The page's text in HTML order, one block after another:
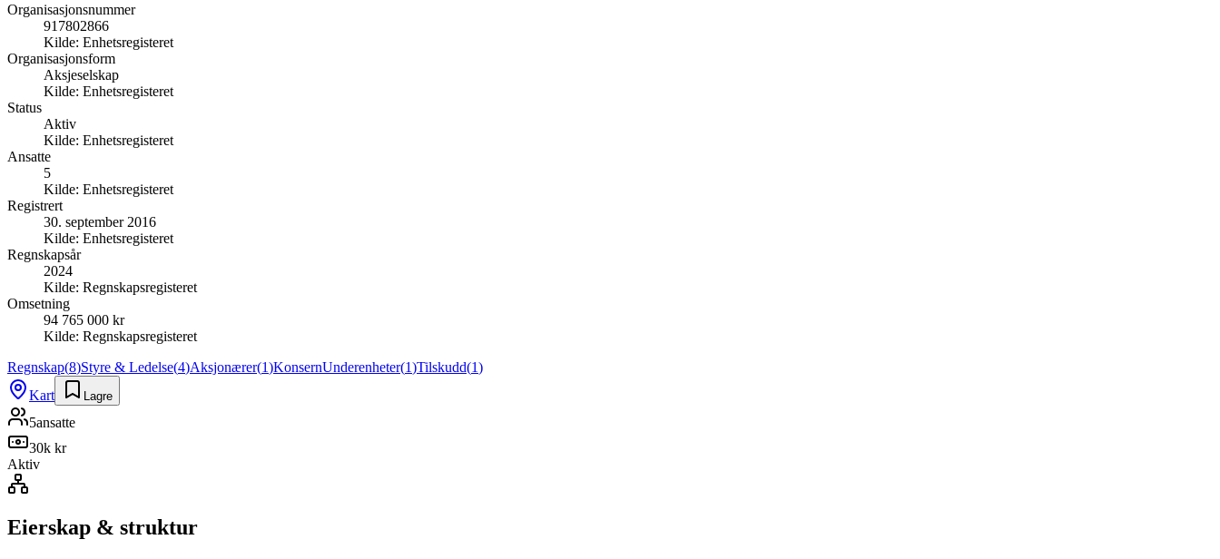
Organisasjonsnummer
917802866
Kilde: Enhetsregisteret
Organisasjonsform
Aksjeselskap
Kilde: Enhetsregisteret
Status
Aktiv
Kilde: Enhetsregisteret
Ansatte
5
Kilde: Enhetsregisteret
Registrert
30. september 2016
Kilde: Enhetsregisteret
Regnskapsår
2024
Kilde: Regnskapsregisteret
Omsetning
94 765 000 kr
Kilde: Regnskapsregisteret
Regnskap(8)Styre & Ledelse(4)Aksjonærer(1)KonsernUnderenheter(1)Tilskudd(1)
Kart
Lagre
5ansatte
30k kr
Aktiv
Eierskap & struktur